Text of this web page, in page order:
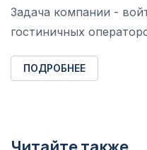
Задача компании -
гостиничных
ПОДРОБНЕЕ